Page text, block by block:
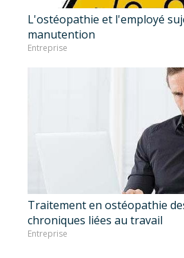
L'ostéopathie et l'employé
manutention
Entreprise
Traitement en ostéopathie
chroniques liées au travail
Entreprise